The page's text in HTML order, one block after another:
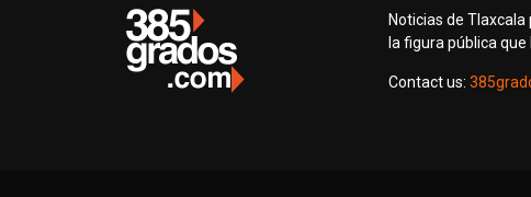
Noticias de
la figura pública que
Contact us: